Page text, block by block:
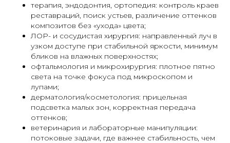
терапия, эндодонтия, ортопедия: контроль краев
реставраций, поиск устьев, различение оттенков
композитов без «ухода» цвета;
ЛОР- и сосудистая хирургия: направленный луч в
узком доступе при стабильной яркости, минимум
бликов на влажных поверхностях;
офтальмология и микрохирургия: плотное пятно
света на точке фокуса под микроскопом и
лупами;
дерматология/косметология: прицельная
подсветка малых зон, корректная передача
оттенков;
ветеринария и лабораторные манипуляции:
потоковые задачи, где важнее стабильность, чем